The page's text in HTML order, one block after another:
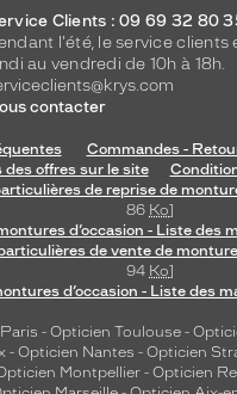
Clients : 09 69 32 80
l'été, le service clients
au vendredi de 10h à 18h.
contacter
Commandes -
des offres sur le site
de reprise de
86 Ko]
d’occasion - Liste des
de vente de
94 Ko]
d’occasion - Liste des
- Opticien Toulouse-
- Opticien Nantes - Opticien
Montpellier - Opticien